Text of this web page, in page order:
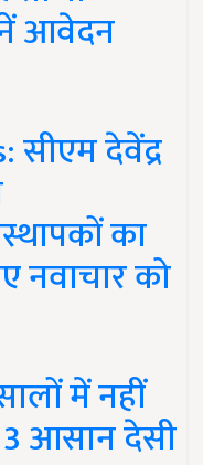
आवेदन
देवेंद्र
का
नवाचार को
में नहीं
आसान देसी